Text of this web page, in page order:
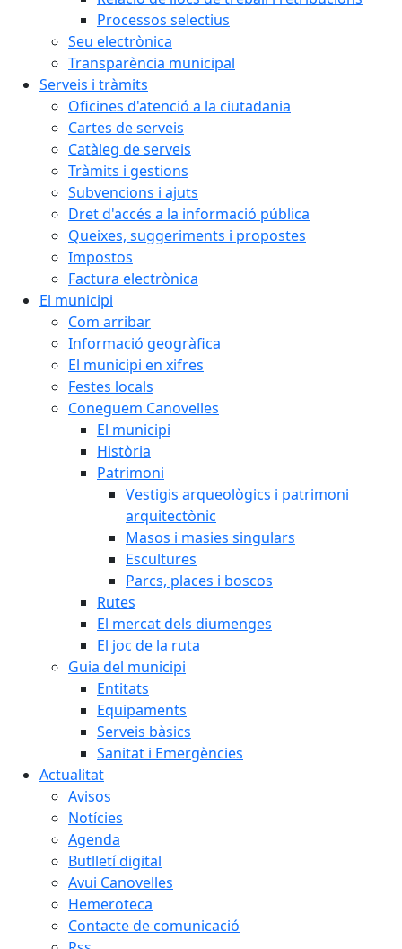
Processos selectius
Seu electrònica
Transparència municipal
Serveis i tràmits
Oficines d'atenció a la ciutadania
Cartes de serveis
Catàleg de serveis
Tràmits i gestions
Subvencions i ajuts
Dret d'accés a la informació pública
Queixes, suggeriments i propostes
Impostos
Factura electrònica
El municipi
Com arribar
Informació geogràfica
El municipi en xifres
Festes locals
Coneguem Canovelles
El municipi
Història
Patrimoni
Vestigis arqueològics i patrimoni
arquitectònic
Masos i masies singulars
Escultures
Parcs, places i boscos
Rutes
El mercat dels diumenges
El joc de la ruta
Guia del municipi
Entitats
Equipaments
Serveis bàsics
Sanitat i Emergències
Actualitat
Avisos
Notícies
Agenda
Butlletí digital
Avui Canovelles
Hemeroteca
Contacte de comunicació